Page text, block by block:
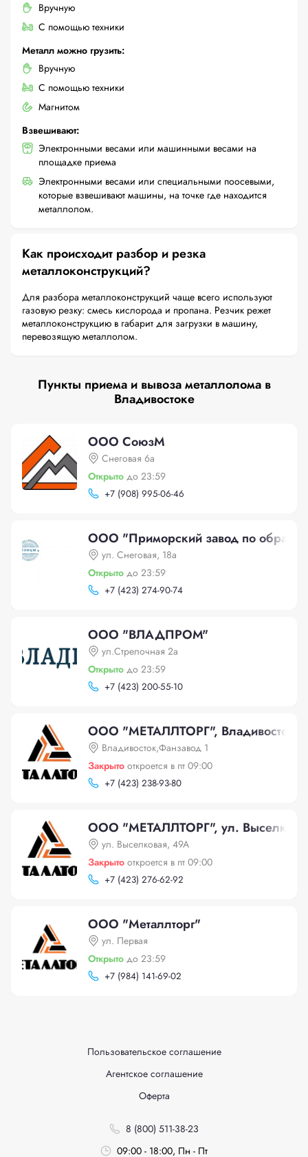
Вручную
С помощью техники
Металл можно грузить:
Вручную
С помощью техники
Магнитом
Взвешивают:
Электронными весами или машинными весами на
площадке приема
Электронными весами или специальными поосевыми,
которые взвешивают машины, на точке где находится
металлолом.
Как происходит разбор и резка
металлоконструкций?
Для разбора металлоконструкций чаще всего используют
газовую резку: смесь кислорода и пропана. Резчик режет
металлоконструкцию в габарит для загрузки в машину,
перевозящую металлолом.
Пункты приема и вывоза металлолома в
Владивостоке
ООО СоюзМ
Снеговая 6а
Открыто до 23:59
+7 (908) 995-06-46
ООО "Приморский завод по
ул. Снеговая, 18а
Открыто до 23:59
+7 (423) 274-90-74
ООО "ВЛАДПРОМ"
ул.Стрелочная 2а
Открыто до 23:59
+7 (423) 200-55-10
ООО "МЕТАЛЛТОРГ",
Владивосток,Фанзавод 1
Закрыто откроется в пт 09:00
+7 (423) 238-93-80
ООО "МЕТАЛЛТОРГ", ул.
ул. Выселковая, 49А
Закрыто откроется в пт 09:00
+7 (423) 276-62-92
ООО "Металлторг"
ул. Первая
Открыто до 23:59
+7 (984) 141-69-02
Пользовательское соглашение
Агентское соглашение
Оферта
8 (800) 511-38-23
09:00 - 18:00, Пн - Пт